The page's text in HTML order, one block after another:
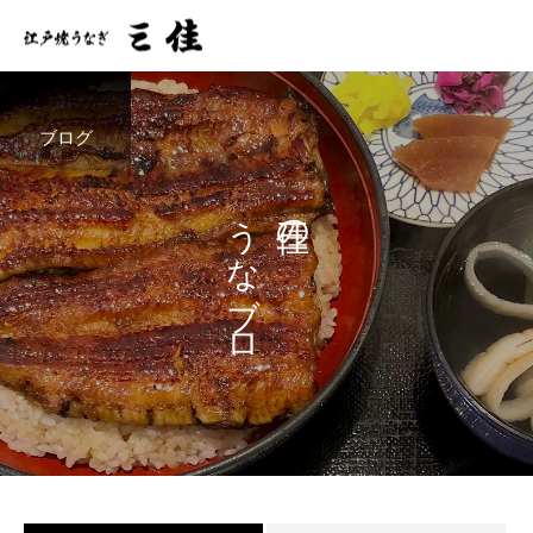
ブログ
三佳の
うなブロ